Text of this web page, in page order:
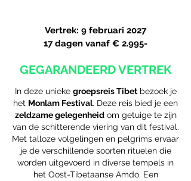
Vertrek: 9 februari 2027
17 dagen vanaf € 2.995-
GEGARANDEERD VERTREK
In deze unieke groepsreis Tibetbezoek je
het Monlam Festival. Deze reis bied je een
zeldzame gelegenheidom getuige te zijn
van de schitterende viering van dit festival.
Met talloze volgelingen en pelgrims ervaar
je de verschillende soorten rituelen die
worden uitgevoerd in diverse tempels in
het Oost-Tibetaanse Amdo. Een